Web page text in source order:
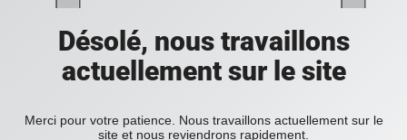
Désolé, nous travaillons
actuellement sur le site
Merci pour votre patience. Nous travaillons actuellement sur le
site et nous reviendrons rapidement.